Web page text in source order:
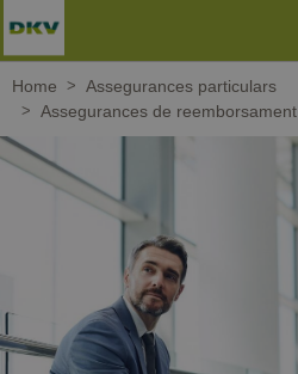
Home
Assegurances particulars
Assegurances de reemborsament